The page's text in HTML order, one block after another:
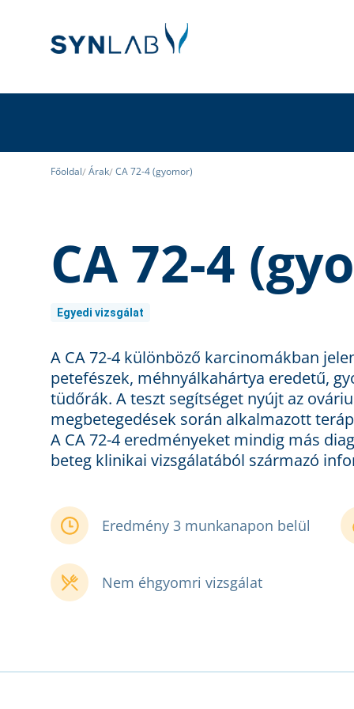
Főoldal Árak CA 72-4 (gyomor)
CA 72-4
Egyedi vizsgálat
A CA 72-4 különböző karcinomákban
petefészek, méhnyálkahártya eredetű,
tüdőrák. A teszt segítséget nyújt az
megbetegedések során alkalmazott
A CA 72-4 eredményeket mindig más
beteg klinikai vizsgálatából származó
Eredmény 3 munkanapon belül
Nem éhgyomri vizsgálat